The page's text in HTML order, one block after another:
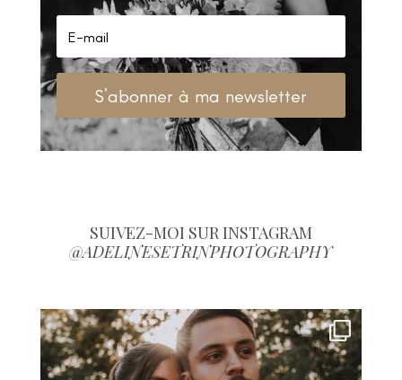
S'abonner à ma newsletter
SUIVEZ-MOI SUR INSTAGRAM
@ADELINESETRINPHOTOGRAPHY